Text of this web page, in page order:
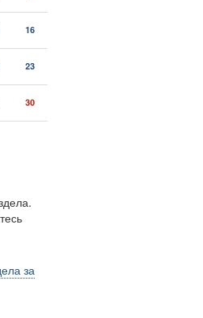
16
23
30
за